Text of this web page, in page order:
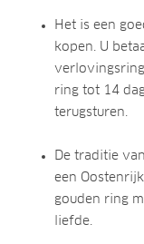
Het is een
kopen. U
ring tot 14
terugsturen.
De traditie
een
gouden ring
liefde.